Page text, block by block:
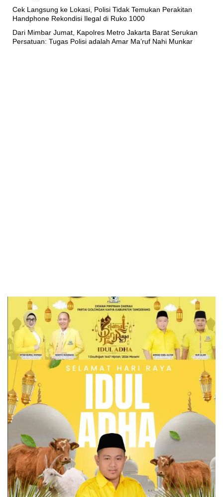
Cek Langsung ke Lokasi, Polisi Tidak Temukan Perakitan
Handphone Rekondisi Ilegal di Ruko 1000
Dari Mimbar Jumat, Kapolres Metro Jakarta Barat Serukan
Persatuan: Tugas Polisi adalah Amar Ma’ruf Nahi Munkar